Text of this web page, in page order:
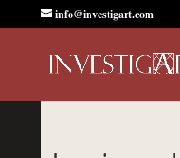
info@investigart.com